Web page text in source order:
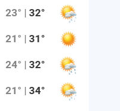
23° |32°
21° |31°
24° |32°
21° |34°